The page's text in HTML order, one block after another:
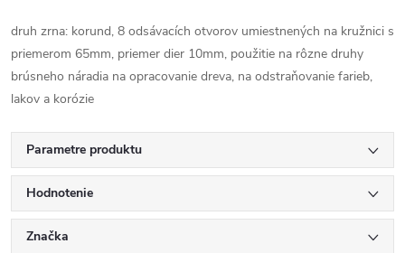
druh zrna: korund, 8 odsávacích otvorov umiestnených na kružnici s
priemerom 65mm, priemer dier 10mm, použitie na rôzne druhy
brúsneho náradia na opracovanie dreva, na odstraňovanie farieb,
lakov a korózie
Parametre produktu
Hodnotenie
Značka